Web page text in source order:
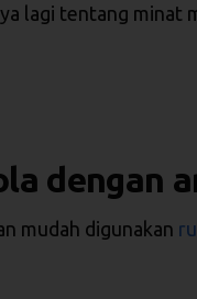
lagi tentang minat
dengan
mudah digunakan